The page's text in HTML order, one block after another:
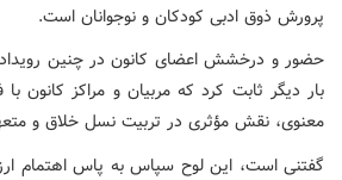
پرورش ذوق ادبی کودکان و نوجوانان است.
حضور و درخشش اعضای کانون در چنین
بار دیگر ثابت کرد که مربیان و مراکز کانون
معنوی، نقش مؤثری در تربیت نسل خلاق و
گفتنی است، این لوح سپاس به پاس اهتمام